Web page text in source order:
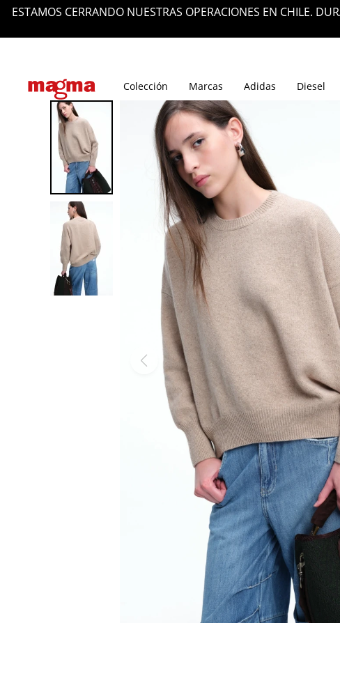
ESTAMOS CERRANDO NUESTRAS OPERACIONES EN CHILE.
Colección Marcas Adidas Diesel